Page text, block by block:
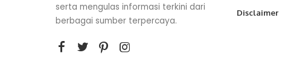
serta mengulas informasi terkini dari
berbagai sumber terpercaya.
Disclaimer